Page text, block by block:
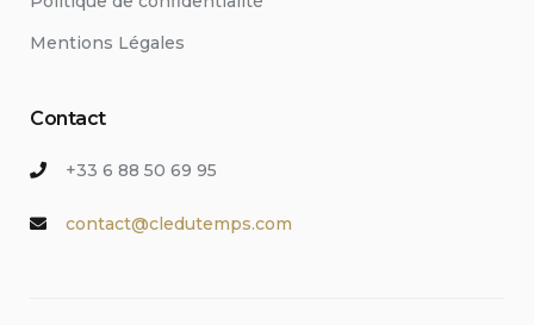
Mentions Légales
Contact
+33 6 88 50 69 95
contact@cledutemps.com